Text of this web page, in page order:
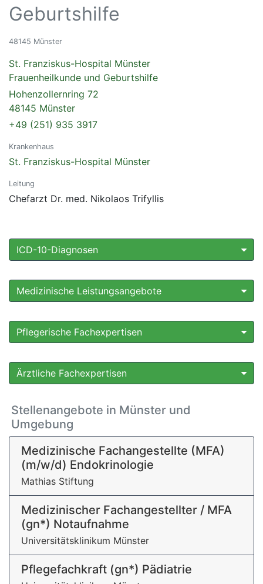
Geburtshilfe
48145 Münster
St. Franziskus-Hospital Münster
Frauenheilkunde und Geburtshilfe
Hohenzollernring 72
48145 Münster
+49 (251) 935 3917
Krankenhaus
St. Franziskus-Hospital Münster
Leitung
Chefarzt Dr. med. Nikolaos Trifyllis
ICD-10-Diagnosen
Medizinische Leistungsangebote
Pflegerische Fachexpertisen
Ärztliche Fachexpertisen
Stellenangebote in Münster und
Umgebung
Medizinische Fachangestellte (MFA)
(m/w/d) Endokrinologie
Mathias Stiftung
Medizinischer Fachangestellter / MFA
(gn*) Notaufnahme
Universitätsklinikum Münster
Pflegefachkraft (gn*) Pädiatrie